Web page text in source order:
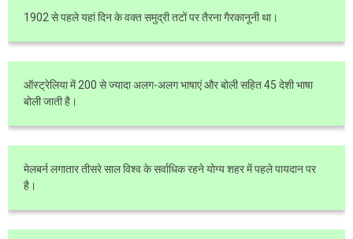
1902 से पहले यहां दिन के वक्त समुद्री तटों पर तैरना गैरकानूनी था।
ऑस्ट्रेलिया में 200 से ज्यादा अलग-अलग भाषाएं और बोली सहित 45 देशी भाषा
बोली जाती है।
मेलबर्न लगातार तीसरे साल विश्व के सर्वाधिक रहने योग्य शहर में पहले पायदान पर
है।